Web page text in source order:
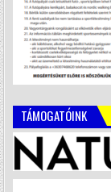
TÁMOGATÓINK